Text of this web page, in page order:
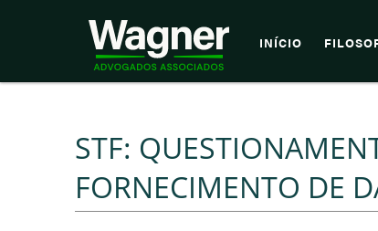
INÍCIO
STF:
FORNECIMENTO DE